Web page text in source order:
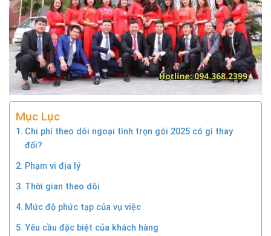
Mục Lục
Chi phí theo dõi ngoại tình trọn gói 2025 có gì thay
đổi?
Phạm vi địa lý
Thời gian theo dõi
Mức độ phức tạp của vụ việc
Yêu cầu đặc biệt của khách hàng